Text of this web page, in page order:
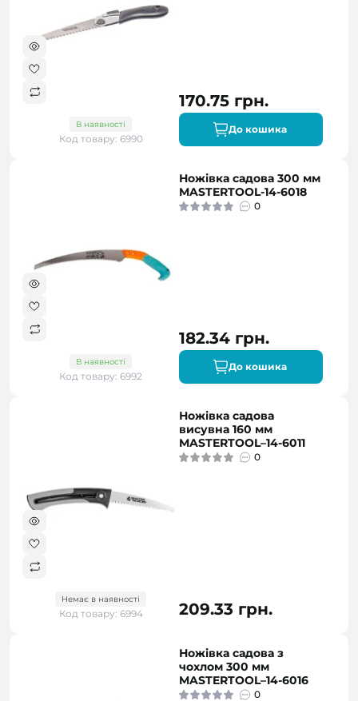
В наявності
Код товару: 6990
170.75 грн.
До кошика
В наявності
Код товару: 6992
Ножівка садова 300 мм
MASTERTOOL-14-6018
0
182.34 грн.
До кошика
Немає в наявності
Код товару: 6994
Ножівка садова
висувна 160 мм
MASTERTOOL–14-6011
0
209.33 грн.
Ножівка садова з
чохлом 300 мм
MASTERTOOL–14-6016
0